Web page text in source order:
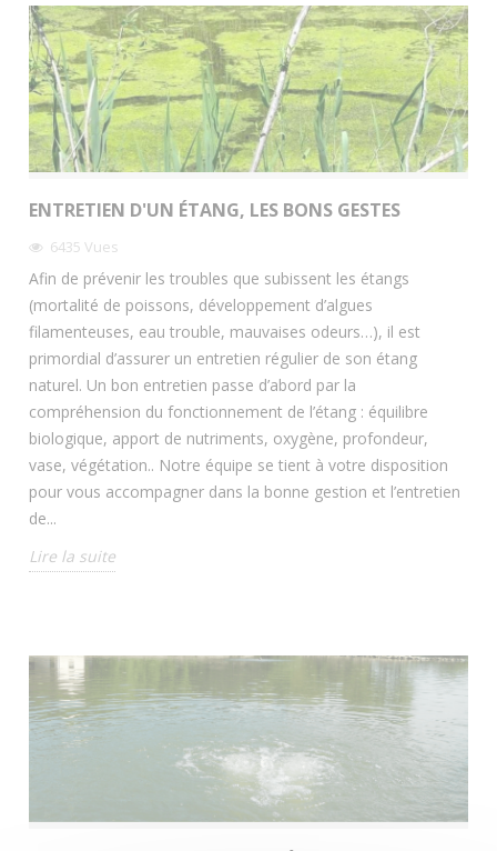
ENTRETIEN D'UN ÉTANG, LES BONS GESTES
6435Vues
Afin de prévenir les troubles que subissent les étangs
(mortalité de poissons, développement d’algues
filamenteuses, eau trouble, mauvaises odeurs…), il est
primordial d’assurer un entretien régulier de son étang
naturel. Un bon entretien passe d’abord par la
compréhension du fonctionnement de l’étang : équilibre
biologique, apport de nutriments, oxygène, profondeur,
vase, végétation.. Notre équipe se tient à votre disposition
pour vous accompagner dans la bonne gestion et l’entretien
de...
Lire la suite